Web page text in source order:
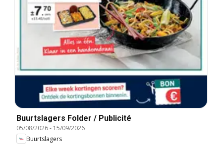
Buurtslagers Folder / Publicité
05/08/2026- 15/09/2026
Buurtslagers